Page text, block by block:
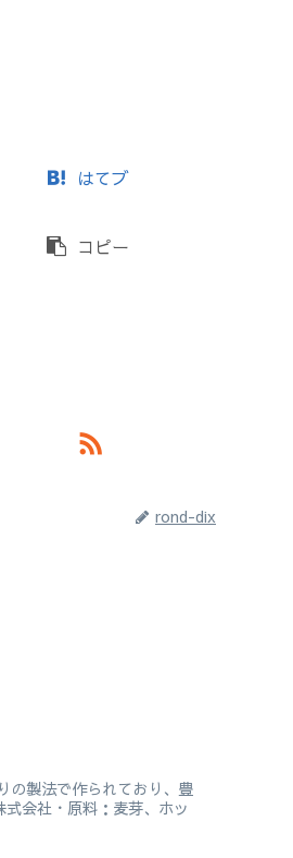
はてブ
コピー
rond-dix
の製法で作られており、豊
会社・原料：麦芽、ホッ